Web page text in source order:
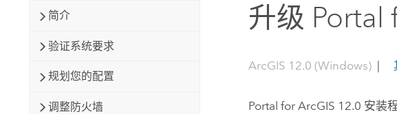
简介
验证系统要求
规划您的配置
调整防火墙
升级 Portal
ArcGIS 12.0 (Windows) |
Portal for ArcGIS 12.0 安装